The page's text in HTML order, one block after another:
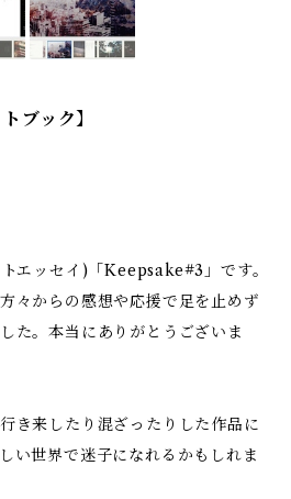
ブック】
エッセイ)「Keepsake#3」です。
々からの感想や応援で足を止めず
た。本当にありがとうございま
き来したり混ざったりした作品に
い世界で迷子になれるかもしれま